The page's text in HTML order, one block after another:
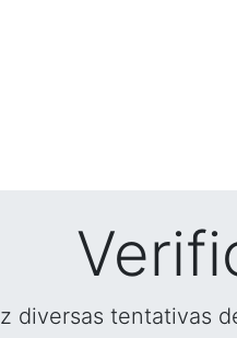
diversas tentativas